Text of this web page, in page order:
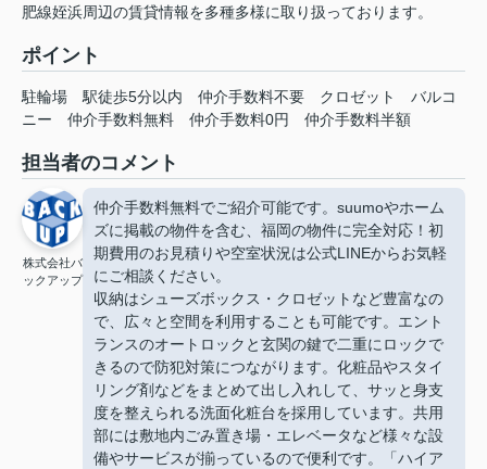
肥線姪浜周辺の賃貸情報を多種多様に取り扱っております。
ポイント
駐輪場 駅徒歩5分以内 仲介手数料不要 クロゼット
バルコ
ニー
仲介手数料無料 仲介手数料0円 仲介手数料半額
担当者のコメント
株式会社バ
ックアップ
仲介手数料無料でご紹介可能です。suumoやホーム
ズに掲載の物件を含む、福岡の物件に完全対応！初
期費用のお見積りや空室状況は公式LINEからお気軽
にご相談ください。
収納はシューズボックス・クロゼットなど豊富なの
で、広々と空間を利用することも可能です。エント
ランスのオートロックと玄関の鍵で二重にロックで
きるので防犯対策につながります。化粧品やスタイ
リング剤などをまとめて出し入れして、サッと身支
度を整えられる洗面化粧台を採用しています。共用
部には敷地内ごみ置き場・エレベータなど様々な設
備やサービスが揃っているので便利です。「ハイア